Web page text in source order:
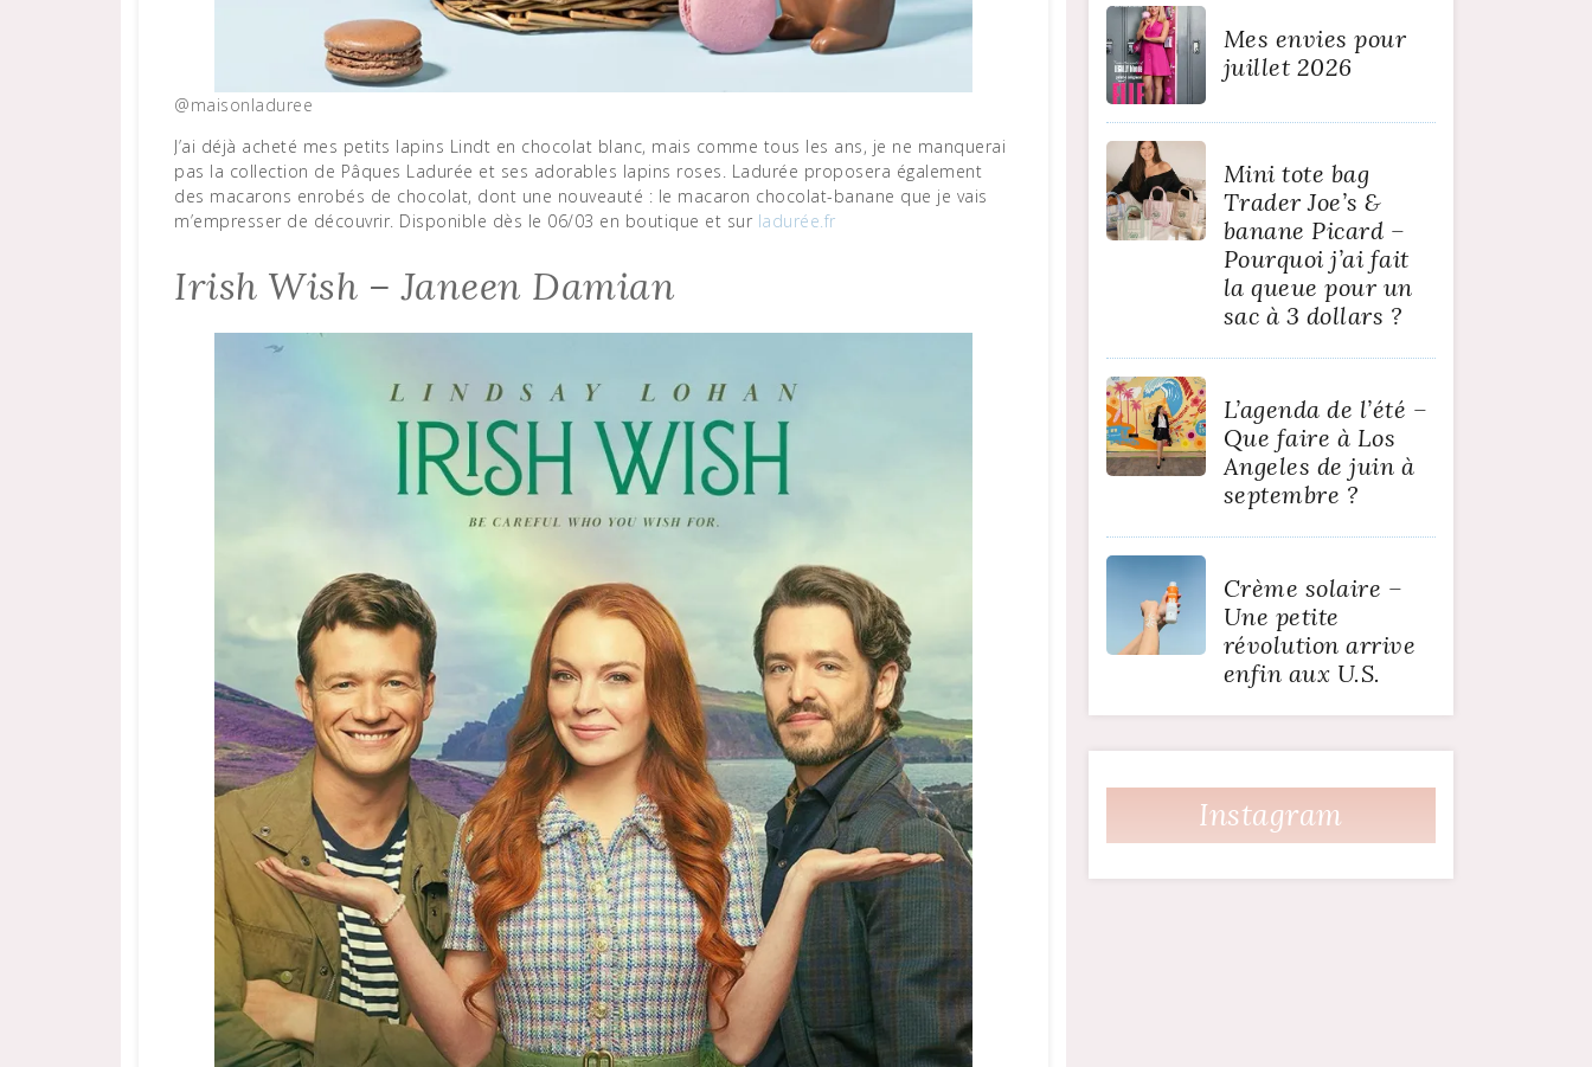
@maisonladuree
J’ai déjà acheté mes petits lapins Lindt en chocolat blanc, mais comme tous les ans, je ne manquerai
pas la collection de Pâques Ladurée et ses adorables lapins roses. Ladurée proposera également
des macarons enrobés de chocolat, dont une nouveauté : le macaron chocolat-banane que je vais
m’empresser de découvrir. Disponible dès le 06/03 en boutique et sur ladurée.fr
Irish Wish – Janeen Damian
Mes envies pour
juillet 2026
Mini tote bag
Trader Joe’s &
banane Picard –
Pourquoi j’ai fait
la queue pour un
sac à 3 dollars ?
L’agenda de l’été –
Que faire à Los
Angeles de juin à
septembre ?
Crème solaire –
Une petite
révolution arrive
enfin aux U.S.
Instagram